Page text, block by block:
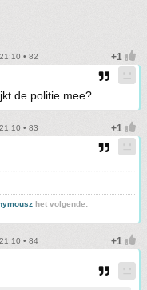
• 82
de politie mee?
• 83
het volgende:
• 84